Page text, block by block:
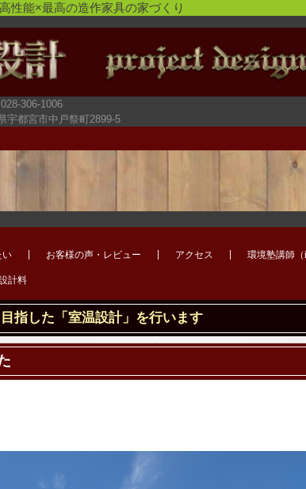
性能×最高の造作家具の家づくり
306-1006
宇都宮市中戸祭町2899-5
い お客様の声・レビュー アクセス 環境塾講師（
計料
指した「室温設計」を行います